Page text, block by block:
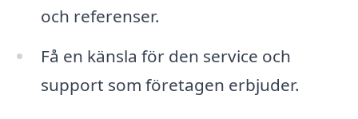
och referenser.
Få en känsla för den service och
support som företagen erbjuder.